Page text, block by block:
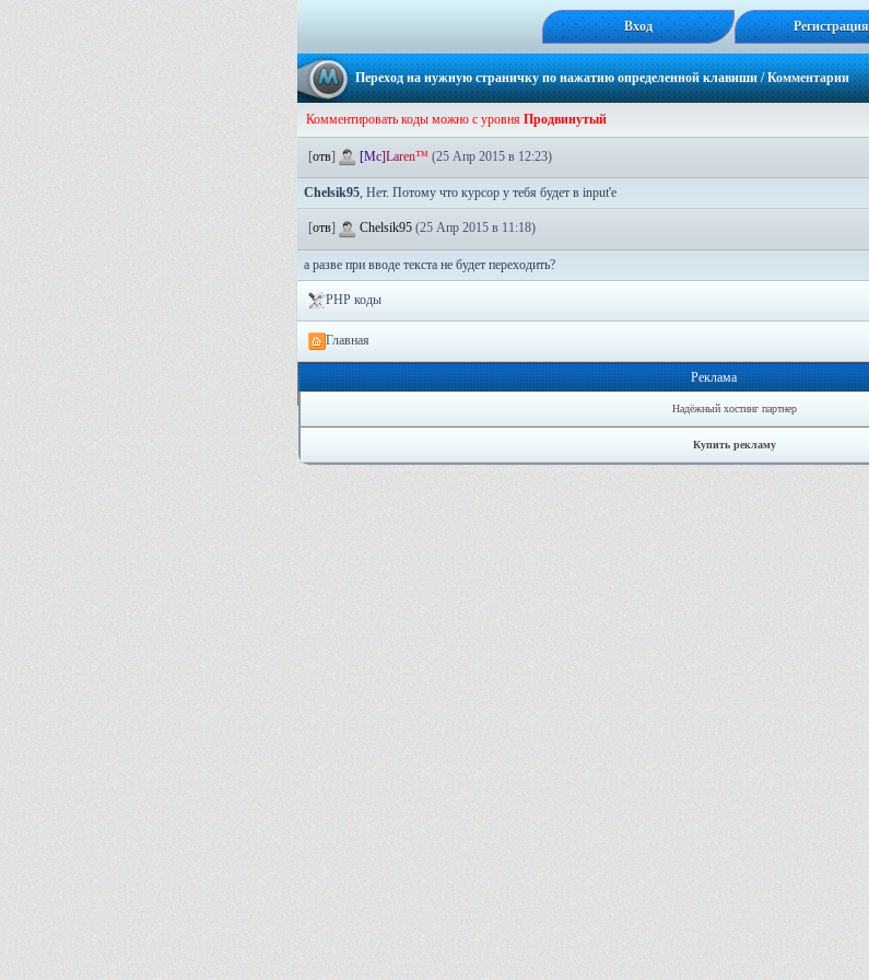
Вход Регистрация
Переход на нужную страничку по нажатию определенной клавиши/ Комментарии
Комментировать коды можно с уровня Продвинутый
[отв] [Mc]Laren™ (25 Апр 2015 в 12:23)
Chelsik95, Нет. Потому что курсор у тебя будет в input'e
[отв] Chelsik95 (25 Апр 2015 в 11:18)
а разве при вводе текста не будет переходить?
PHP коды
Главная
Реклама
Надёжный хостинг партнер
Купить рекламу